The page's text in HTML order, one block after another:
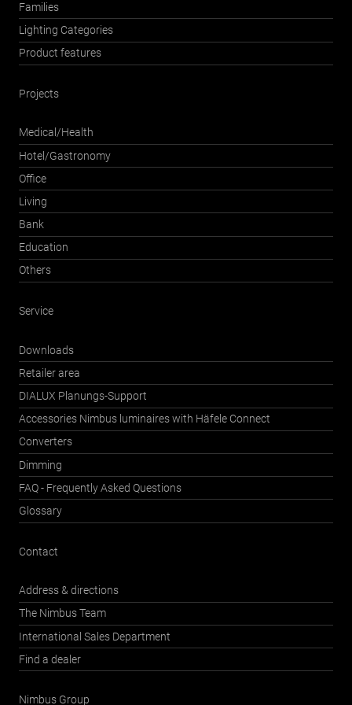
Families
Lighting Categories
Product features
Projects
Medical/Health
Hotel/Gastronomy
Office
Living
Bank
Education
Others
Service
Downloads
Retailer area
DIALUX Planungs-Support
Accessories Nimbus luminaires with Häfele Connect
Converters
Dimming
FAQ - Frequently Asked Questions
Glossary
Contact
Address & directions
The Nimbus Team
International Sales Department
Find a dealer
Nimbus Group